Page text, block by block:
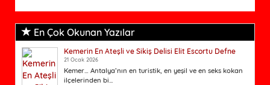
En Çok Okunan Yazılar
Kemerin En Ateşli ve Sikiş Delisi Elit Escortu Defne
21 Ocak 2026
Kemer… Antalya’nın en turistik, en yeşil ve en seks kokan
ilçelerinden bi...